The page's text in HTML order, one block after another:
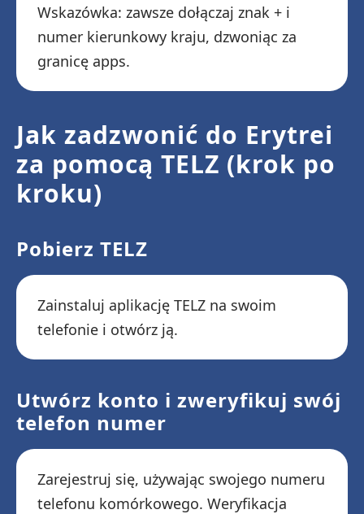
Wskazówka: zawsze dołączaj znak + i
numer kierunkowy kraju, dzwoniąc za
granicę apps.
Jak zadzwonić do Erytrei
za pomocą TELZ (krok po
kroku)
Pobierz TELZ
Zainstaluj aplikację TELZ na swoim
telefonie i otwórz ją.
Utwórz konto i zweryfikuj swój
telefon numer
Zarejestruj się, używając swojego numeru
telefonu komórkowego. Weryfikacja